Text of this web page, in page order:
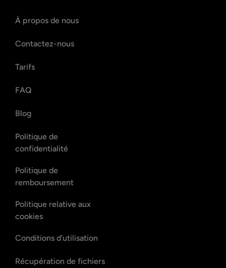
À propos de nous
Contactez-nous
Tarifs
FAQ
Blog
Politique de
confidentialité
Politique de
remboursement
Politique relative aux
cookies
Conditions d’utilisation
Récupération de fichiers